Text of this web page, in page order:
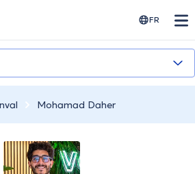
FR
Mohamad Daher